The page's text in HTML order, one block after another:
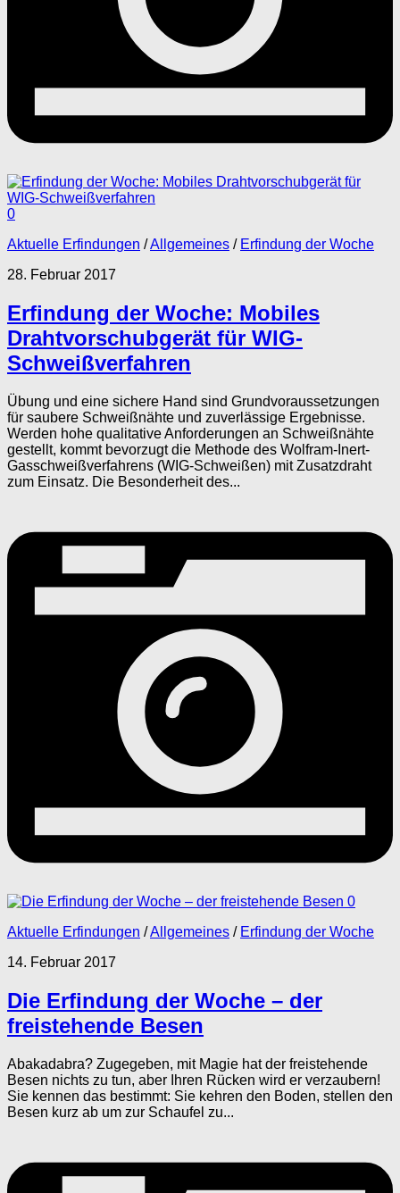
0
Aktuelle Erfindungen /Allgemeines / Erfindung der Woche
28. Februar 2017
Erfindung der Woche: Mobiles
Drahtvorschubgerät für WIG-
Schweißverfahren
Übung und eine sichere Hand sind Grundvoraussetzungen
für saubere Schweißnähte und zuverlässige Ergebnisse.
Werden hohe qualitative Anforderungen an Schweißnähte
gestellt, kommt bevorzugt die Methode des Wolfram-Inert-
Gasschweißverfahrens (WIG-Schweißen) mit Zusatzdraht
zum Einsatz. Die Besonderheit des...
0
Aktuelle Erfindungen /Allgemeines / Erfindung der Woche
14. Februar 2017
Die Erfindung der Woche – der
freistehende Besen
Abakadabra? Zugegeben, mit Magie hat der freistehende
Besen nichts zu tun, aber Ihren Rücken wird er verzaubern!
Sie kennen das bestimmt: Sie kehren den Boden, stellen den
Besen kurz ab um zur Schaufel zu...